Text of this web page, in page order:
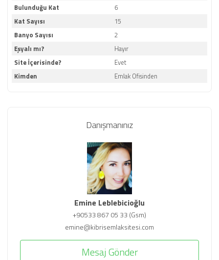
Bulunduğu Kat
Kat Sayısı
Banyo Sayısı
Eşyalı mı?
Site İçerisinde?
Kimden
6
15
2
Hayır
Evet
Emlak Ofisinden
Danışmanınız
Emine Leblebicioğlu
+90533 867 05 33 (Gsm)
emine@kibrisemlaksitesi.com
Mesaj Gönder